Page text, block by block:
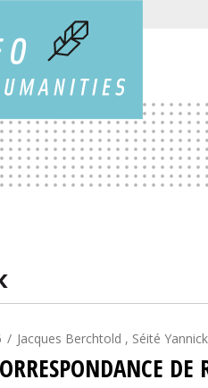
Jacques Berchtold , Séité Yannick
DE